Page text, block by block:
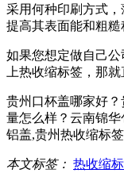
采用何种印刷方式
提高其表面能和粗糙
如果您想定做自己
上热收缩标签，那
贵州口杯盖哪家好
量怎么样？云南锦
铝盖,贵州热收缩标
本文标签： 热收缩